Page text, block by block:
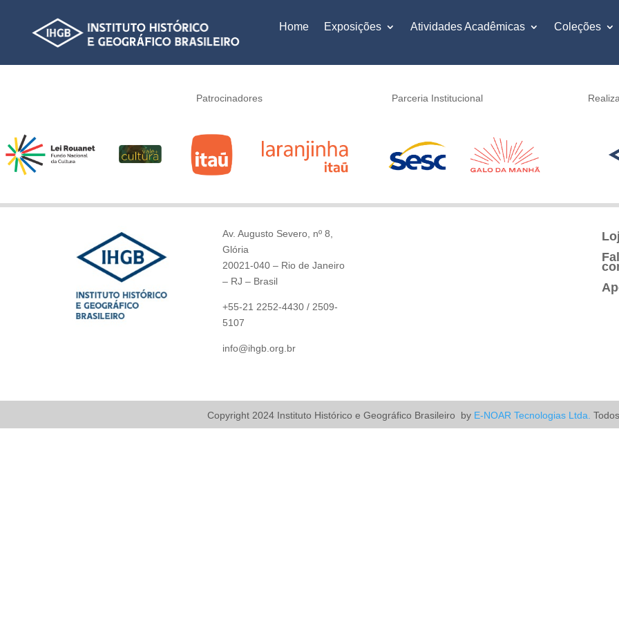
Home Exposições Atividades Acadêmicas Coleções
Patrocinadores Parceria Institucional
Av. Augusto Severo, nº 8,
Glória
20021-040 – Rio de Janeiro
– RJ – Brasil
+55-21 2252-4430 / 2509-
5107
info@ihgb.org.br
Copyright 2024Instituto Histórico e Geográfico Brasileiro byE-NOAR Tecnologias Ltda.